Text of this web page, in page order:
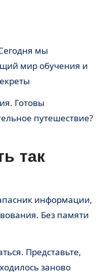
мы
мир обучения и
Готовы
путешествие?
так
информации,
Без памяти
Представьте,
заново